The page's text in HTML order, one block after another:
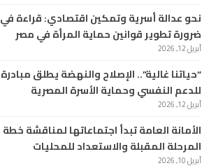
نحو عدالة أسرية وتمكين اقتصادي: قراءة في
ضرورة تطوير قوانين حماية المرأة في مصر
أبريل 12, 2026
“حياتنا غالية”.. الإصلاح والنهضة يطلق مبادرة
للدعم النفسي وحماية الأسرة المصرية
أبريل 12, 2026
الأمانة العامة تبدأ اجتماعاتها لمناقشة خطة
المرحلة المقبلة والاستعداد للمحليات
أبريل 10, 2026